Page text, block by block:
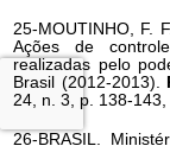
25-MOUTINHO, F.
Ações de
realizadas pelo
Brasil (2012-2013).
24, n. 3, p. 138-
26-BRASIL.